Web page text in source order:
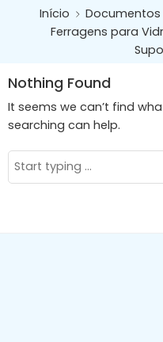
Início Documentos
Ferragens para
Nothing Found
It seems we can’t find
searching can help.